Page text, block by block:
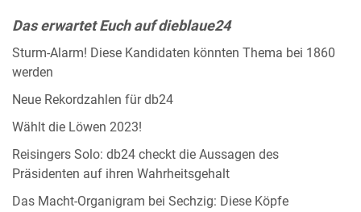
Das erwartet Euch auf dieblaue24
Sturm-Alarm! Diese Kandidaten könnten Thema bei 1860
werden
Neue Rekordzahlen für db24
Wählt die Löwen 2023!
Reisingers Solo: db24 checkt die Aussagen des
Präsidenten auf ihren Wahrheitsgehalt
Das Macht-Organigram bei Sechzig: Diese Köpfe